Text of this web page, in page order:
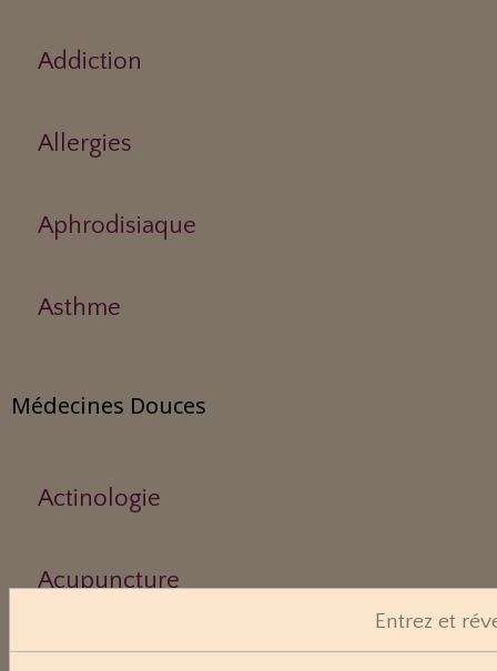
Addiction
Allergies
Aphrodisiaque
Asthme
Médecines Douces
Actinologie
Acupuncture
Entrez et